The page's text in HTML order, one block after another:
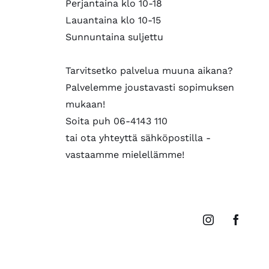
Perjantaina klo 10-18
Lauantaina klo 10-15
Sunnuntaina suljettu
Tarvitsetko palvelua muuna aikana?
Palvelemme joustavasti sopimuksen
mukaan!
Soita puh 06-4143 110
tai ota yhteyttä sähköpostilla -
vastaamme mielellämme!
Instagram